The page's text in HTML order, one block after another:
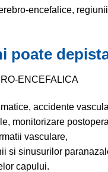
encefalice,
poate
ENCEFALICA
accidente
monitorizare
vasculare,
si sinusurilor
capului.